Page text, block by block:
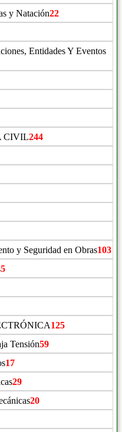
y Natación22
Entidades Y Eventos
CIVIL244
y Seguridad en Obras103
5
125
Tensión59
17
29
20